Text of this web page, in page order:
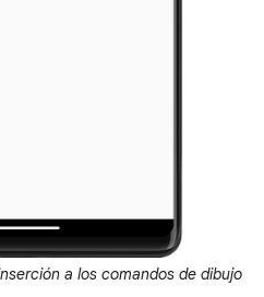
a los comandos de dibujo